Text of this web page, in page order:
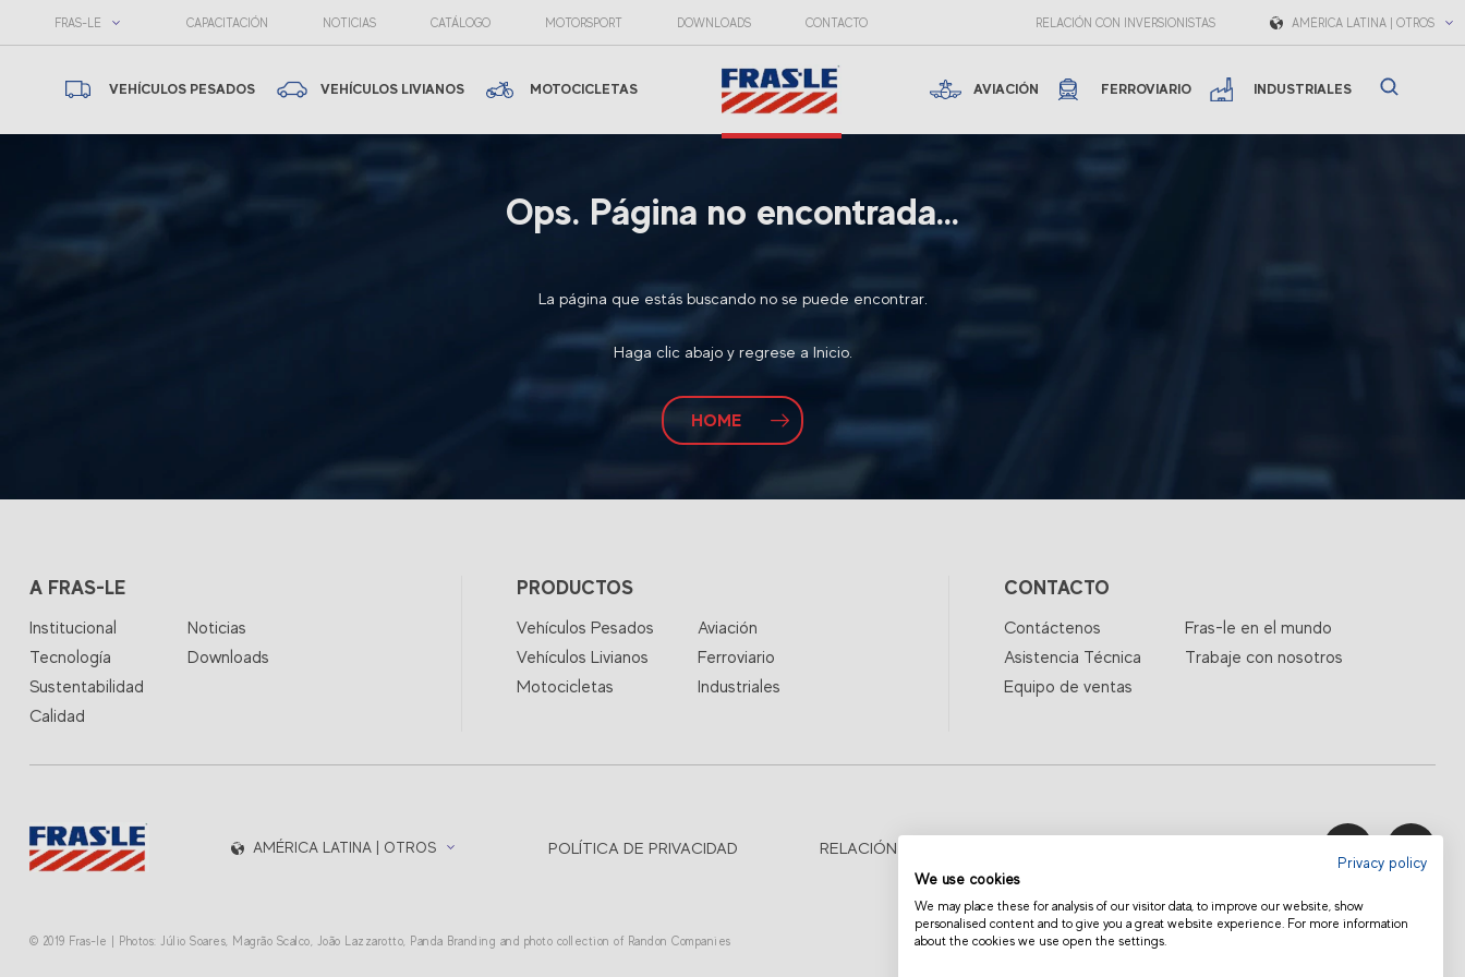
FRAS-LE CAPACITACIÓN NOTICIAS CATÁLOGO MOTORSPORT DOWNLOADS CONTACTO RELACIÓN CON INVERSIONISTAS AMÉRICA LATINA | OTROS
VEHÍCULOS PESADOS VEHÍCULOS LIVIANOS MOTOCICLETAS AVIACIÓN FERROVIARIO INDUSTRIALES
Ops. Página no encontrada...
La página que estás buscando no se puede encontrar.
Haga clic abajo y regrese a Inicio.
HOME
A FRAS-LE
Institucional
Tecnología
Sustentabilidad
Calidad
Noticias
Downloads
PRODUCTOS
Vehículos Pesados
Vehículos Livianos
Motocicletas
Aviación
Ferroviario
Industriales
CONTACTO
Contáctenos
Asistencia Técnica
Equipo de ventas
Fras-le en el mundo
Trabaje con nosotros
AMÉRICA LATINA | OTROS POLÍTICA DE PRIVACIDAD RELACIÓN CON INVERSIONISTAS
© 2019 Fras-le | Photos: Júlio Soares, Magrão Scalco, João Lazzarotto, Panda Branding and photo collection of Randon Companies
Privacy policy
We use cookies
We may place these for analysis of our visitor data, to improve our website, show
personalised content and to give you a great website experience. For more information
about the cookies we use open the settings.